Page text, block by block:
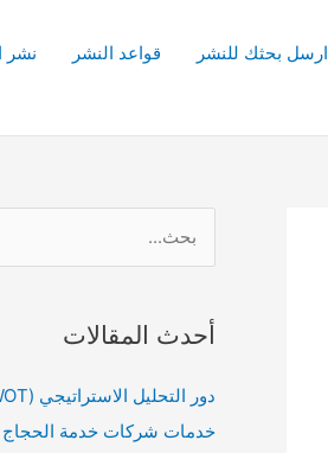
ارسل بحثك للنشر قواعد النشر
نشر
حأحدث المقالات
خدمات شركات خدمة الحجاج